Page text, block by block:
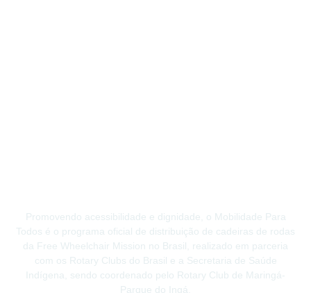
Promovendo acessibilidade e dignidade, o Mobilidade Para
Todos é o programa oficial de distribuição de cadeiras de rodas
da Free Wheelchair Mission no Brasil, realizado em parceria
com os Rotary Clubs do Brasil e a Secretaria de Saúde
Indígena, sendo coordenado pelo Rotary Club de Maringá-
Parque do Ingá.